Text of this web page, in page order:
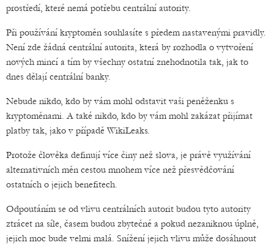
prostředí, které nemá potřebu centrální autority.
Při používání kryptoměn souhlasíte s předem nastavenými pravidly.
Není zde žádná centrální autorita, která by rozhodla o vytvoření
nových mincí a tím by všechny ostatní znehodnotila tak, jak to
dnes dělají centrální banky.
Nebude nikdo, kdo by vám mohl odstavit vaši peněženku s
kryptoměnami. A také nikdo, kdo by vám mohl zakázat přijímat
platby tak, jako v případě WikiLeaks.
Protože člověka definují více činy než slova, je právě využívání
alternativních měn cestou mnohem více než přesvědčování
ostatních o jejich benefitech.
Odpoutáním se od vlivu centrálních autorit budou tyto autority
ztrácet na síle, časem budou zbytečné a pokud nezaniknou úplně,
jejich moc bude velmi malá. Snížení jejich vlivu může dosáhnout